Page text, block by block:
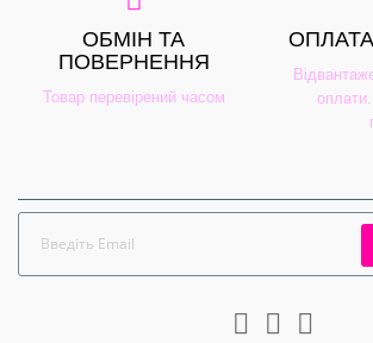
ОБМІН ТА
ПОВЕРНЕННЯ
Товар перевірений часом